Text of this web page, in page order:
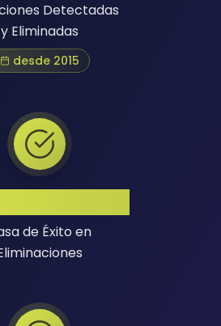
Detectadas
y Eliminadas
desde 2015
de Éxito en